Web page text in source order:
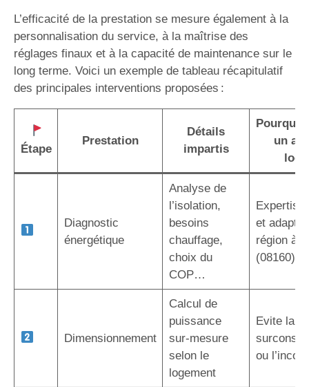
L’efficacité de la prestation se mesure également à la
personnalisation du service, à la maîtrise des
réglages finaux et à la capacité de maintenance sur le
long terme. Voici un exemple de tableau récapitulatif
des principales interventions proposées :
Étape
Prestation
Détails
impartis
un
Diagnostic
énergétique
Analyse de
l’isolation,
besoins
chauffage,
choix du
COP…
Expertise
et
région à
(08160)
Dimensionnement
Calcul de
puissance
sur-mesure
selon le
logement
Evite la
ou